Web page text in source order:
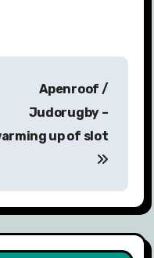
Apenroof /
Judorugby –
up of slot